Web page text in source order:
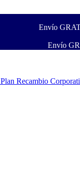
Envío
Envío
Plan Recambio